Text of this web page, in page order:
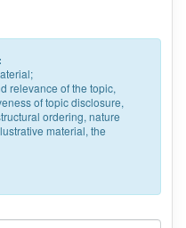
relevance of the topic,
of topic disclosure,
ordering, nature
material, the